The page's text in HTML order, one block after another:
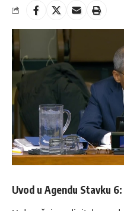
Uvod u Agendu Stavku